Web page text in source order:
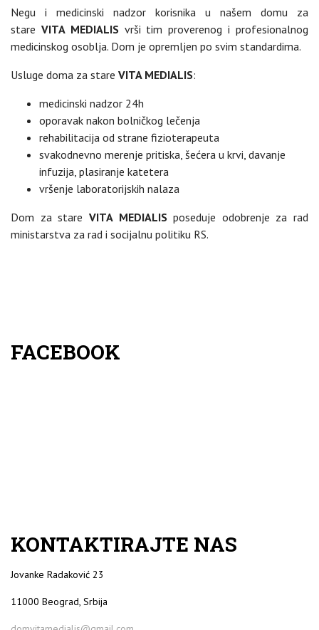
Negu i medicinski nadzor korisnika u našem domu za
stare VITA MEDIALIS vrši tim proverenog i profesionalnog
medicinskog osoblja. Dom je opremljen po svim standardima.
Usluge doma za stare VITA MEDIALIS:
medicinski nadzor 24h
oporavak nakon bolničkog lečenja
rehabilitacija od strane fizioterapeuta
svakodnevno merenje pritiska, šećera u krvi, davanje
infuzija, plasiranje katetera
vršenje laboratorijskih nalaza
Dom za stare VITA MEDIALIS poseduje odobrenje za rad
ministarstva za rad i socijalnu politiku RS.
FACEBOOK
KONTAKTIRAJTE NAS
Jovanke Radaković 23
11000 Beograd, Srbija